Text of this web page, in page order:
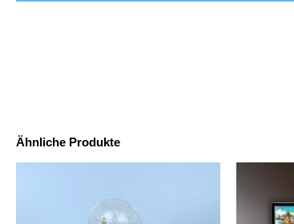
Ähnliche Produkte